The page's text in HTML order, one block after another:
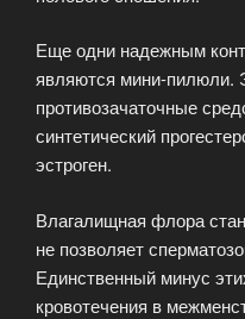
Еще одни надежным
являются мини-пилюли.
противозачаточные
синтетический
эстроген.
Влагалищная флора
не позволяет
Единственный минус
кровотечения в